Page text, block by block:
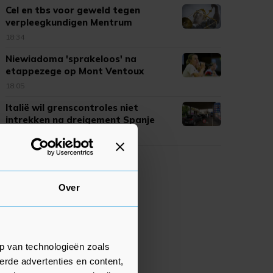
Over
van technologieën zoals
advertenties en content,
Cel en tbs voor geweld tegen
verpleegkundigen Mentrum
18:34
Niewiadoma 'sprakeloos' na
etappezege op Mont Ventoux
18:05
Italië wil grenscontroles niet
intrekken na dreigement Spanje